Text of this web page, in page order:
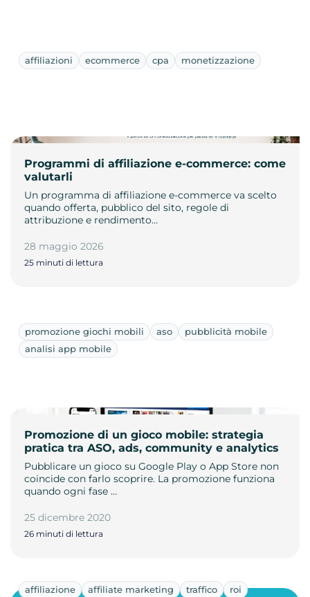
affiliazioni ecommerce cpa monetizzazione
Programmi di affiliazione e-commerce: come
valutarli
Un programma di affiliazione e-commerce va scelto
quando offerta, pubblico del sito, regole di
attribuzione e rendimento…
28 maggio 2026
25 minuti di lettura
promozione giochi mobili aso
pubblicità mobile
analisi app mobile
Promozione di un gioco mobile: strategia
pratica tra ASO, ads, community e analytics
Pubblicare un gioco su Google Play o App Store non
coincide con farlo scoprire. La promozione funziona
quando ogni fase …
25 dicembre 2020
26 minuti di lettura
affiliazione affiliate marketing traffico roi